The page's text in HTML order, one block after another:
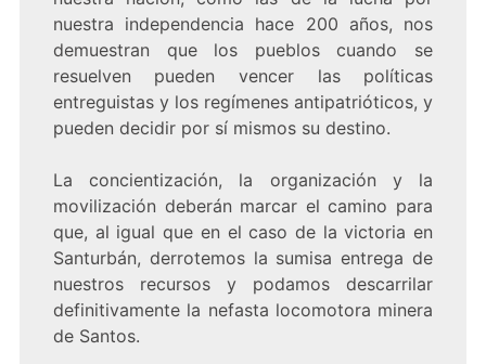
nuestra independencia hace 200 años, nos
demuestran que los pueblos cuando se
resuelven pueden vencer las políticas
entreguistas y los regímenes antipatrióticos, y
pueden decidir por sí mismos su destino.
La concientización, la organización y la
movilización deberán marcar el camino para
que, al igual que en el caso de la victoria en
Santurbán, derrotemos la sumisa entrega de
nuestros recursos y podamos descarrilar
definitivamente la nefasta locomotora minera
de Santos.